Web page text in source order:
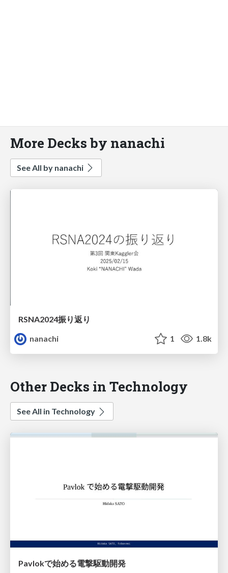
More Decks by nanachi
See All by nanachi
RSNA2024振り返り
nanachi
1 1.8k
Other Decks in Technology
See All in Technology
Pavlokで始める電撃駆動開発